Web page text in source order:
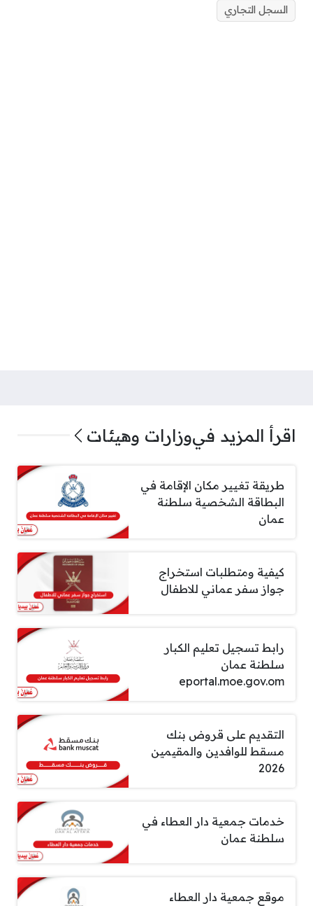
السجل التجاري
اقرأ المزيد فيوزارات وهيئات
طريقة تغيير مكان الإقامة في
البطاقة الشخصية سلطنة
عمان
كيفية ومتطلبات استخراج
جواز سفر عماني للاطفال
رابط تسجيل تعليم الكبار
سلطنة عمان
eportal.moe.gov.om
التقديم على قروض بنك
مسقط للوافدين والمقيمين
2026
خدمات جمعية دار العطاء في
سلطنة عمان
موقع جمعية دار العطاء